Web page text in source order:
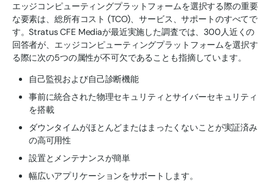
エッジコンピューティングプラットフォームを選択する際の重要
な要素は、総所有コスト (TCO)、サービス、サポートのすべてで
す。Stratus CFE Mediaが最近実施した調査では、300人近くの
回答者が、エッジコンピューティングプラットフォームを選択す
る際に次の5つの属性が不可欠であることも指摘しています。
自己監視および自己診断機能
事前に統合された物理セキュリティとサイバーセキュリティ
を搭載
ダウンタイムがほとんどまたはまったくないことが実証済み
の高可用性
設置とメンテナンスが簡単
幅広いアプリケーションをサポートします。